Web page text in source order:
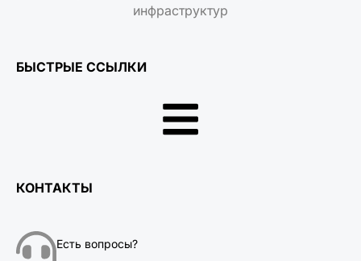
инфраструктур
БЫСТРЫЕ ССЫЛКИ
КОНТАКТЫ
Есть вопросы?